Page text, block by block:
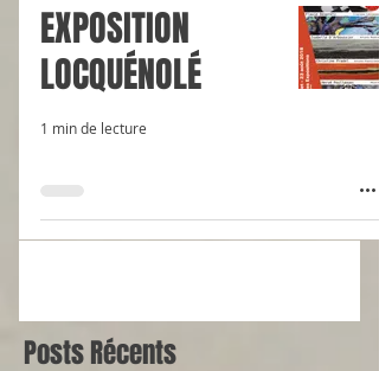
EXPOSITION
LOCQUÉNOLÉ
1 min de lecture
Posts Récents